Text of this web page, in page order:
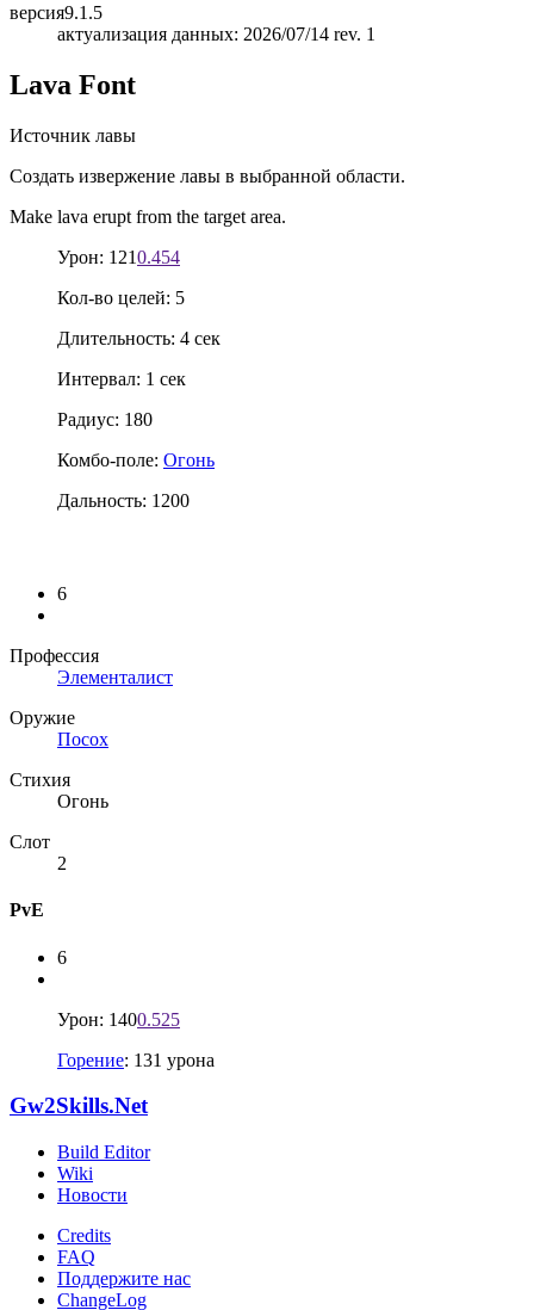
версия9.1.5
актуализация данных: 2026/07/14 rev. 1
Lava Font
Источник лавы
Создать извержение лавы в выбранной области.
Make lava erupt from the target area.
Урон: 1210.454
Кол-во целей: 5
Длительность: 4 сек
Интервал: 1 сек
Радиус: 180
Комбо-поле: Огонь
Дальность: 1200
6
Профессия
Элементалист
Оружие
Посох
Стихия
Огонь
Слот
2
PvE
6
Урон: 1400.525
Горение: 131 урона
Gw2Skills.Net
Build Editor
Wiki
Новости
Credits
FAQ
Поддержите нас
ChangeLog